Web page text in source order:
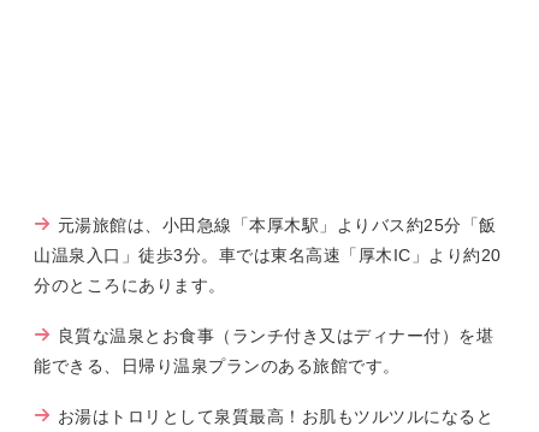
元湯旅館は、小田急線「本厚木駅」よりバス約25分「飯
山温泉入口」徒歩3分。車では東名高速「厚木IC」より約20
分のところにあります。
良質な温泉とお食事（ランチ付き又はディナー付）を堪
能できる、日帰り温泉プランのある旅館です。
お湯はトロリとして泉質最高！お肌もツルツルになると